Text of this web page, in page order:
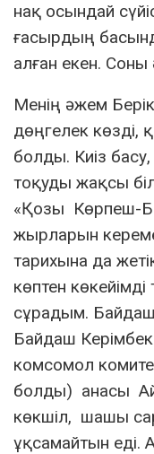
нақ осындай
ғасырдың
алған екен. Соны
Менің әжем
дөңгелек көзді,
болды. Киіз
тоқуды жақсы
«Қозы Көрпеш-
жырларын
тарихына да
көптен
сұрадым.
Байдаш
комсомол
болды) анасы
көкшіл, шашы
ұқсамайтын еді.